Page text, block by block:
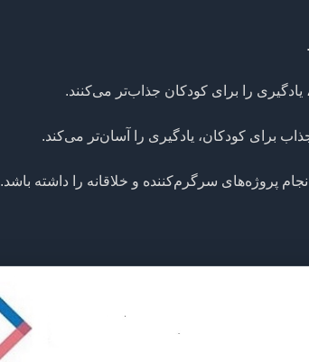
را برای کودکان جذاب‌تر می‌کنند.
برای کودکان، یادگیری را آسان‌تر می‌کند.
انجام پروژه‌های سرگرم‌کننده و خلاقانه را داشته باشد.